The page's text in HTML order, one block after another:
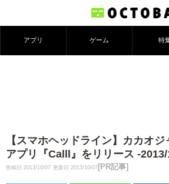
アプリ ゲーム 特
【スマホヘッドライン】カカオ
アプリ『Calll』をリリース -
投稿日:2013/10/07 更新日:2013/10/07 [PR記事]